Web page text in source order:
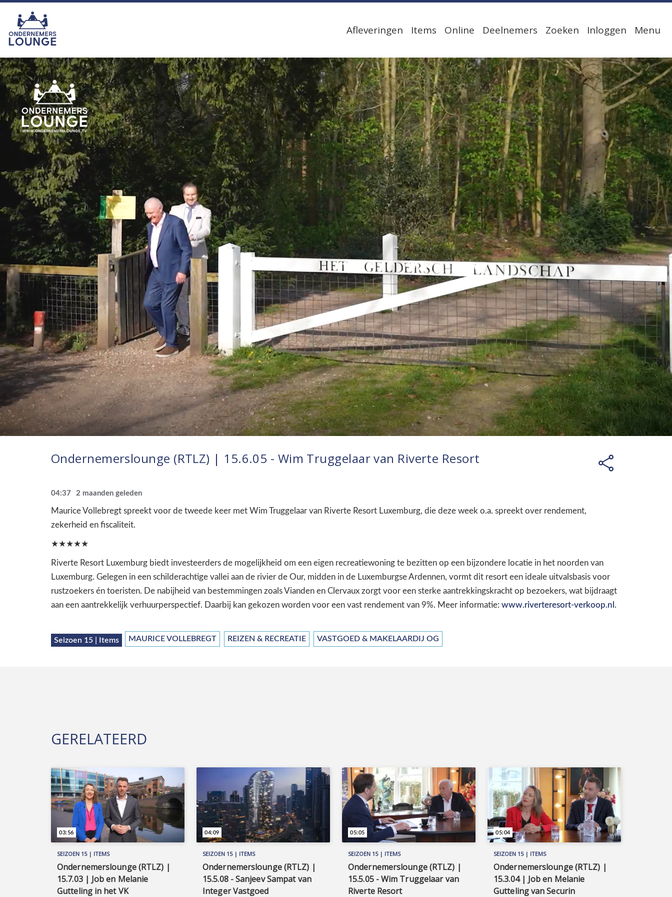
Afleveringen Items Online Deelnemers Zoeken Inloggen Menu
Ondernemerslounge (RTLZ) | 15.6.05 - Wim Truggelaar van Riverte Resort
04:37 2 maanden geleden
Maurice Vollebregt spreekt voor de tweede keer met Wim Truggelaar van Riverte Resort Luxemburg, die deze week o.a. spreekt over rendement,
zekerheid en fiscaliteit.
★★★★★
Riverte Resort Luxemburg biedt investeerders de mogelijkheid om een eigen recreatiewoning te bezitten op een bijzondere locatie in het noorden van
Luxemburg. Gelegen in een schilderachtige vallei aan de rivier de Our, midden in de Luxemburgse Ardennen, vormt dit resort een ideale uitvalsbasis voor
rustzoekers én toeristen. De nabijheid van bestemmingen zoals Vianden en Clervaux zorgt voor een sterke aantrekkingskracht op bezoekers, wat bijdraagt
aan een aantrekkelijk verhuurperspectief. Daarbij kan gekozen worden voor een vast rendement van 9%. Meer informatie: www.riverteresort-verkoop.nl .
Seizoen 15 | Items MAURICE VOLLEBREGT REIZEN & RECREATIE VASTGOED & MAKELAARDIJ OG
GERELATEERD
SEIZOEN 15 | ITEMS
Ondernemerslounge (RTLZ) |
15.7.03 | Job en Melanie
Gutteling in het VK
03:56
SEIZOEN 15 | ITEMS
Ondernemerslounge (RTLZ) |
15.5.08 - Sanjeev Sampat van
Integer Vastgoed
04:09
SEIZOEN 15 | ITEMS
Ondernemerslounge (RTLZ) |
15.5.05 - Wim Truggelaar van
Riverte Resort
05:05
SEIZOEN 15 | ITEMS
Ondernemerslounge (RTLZ) |
15.3.04 | Job en Melanie
Gutteling van Securin
05:04
van het seizoen was echter zonder
twijfel onze eigen ras-ondernemer
Hemmie Kerklingh (o.a. van
KAV2GO), die met zijn energie,
zien waarom hij nu eigenlijk een
vaste waarde binnen het
programma is en blijft. In het najaar
zijn we er met seizoen 16. U kijkt
dan ook weer toch?